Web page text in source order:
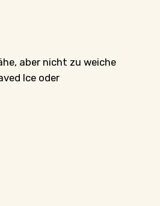
aber nicht zu weiche
Ice oder